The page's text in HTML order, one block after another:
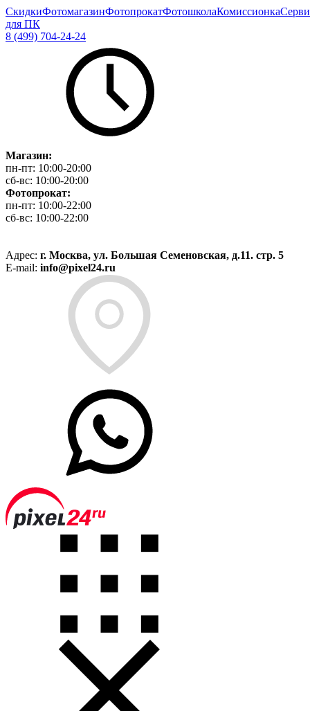
СкидкиФотомагазинФотопрокатФотошколаКомиссионка
для ПК
8 (499) 704-24-24
Магазин:
пн-пт: 10:00-20:00
сб-вс: 10:00-20:00
Фотопрокат:
пн-пт: 10:00-22:00
сб-вс: 10:00-22:00
Адрес: г. Москва, ул. Большая Семеновская, д.11. стр. 5
E-mail: info@pixel24.ru